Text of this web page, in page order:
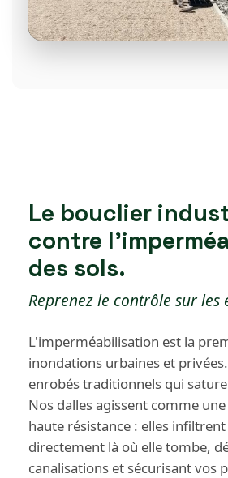
Le bouclier
contre
des sols.
Reprenez le contrôle sur les
L'imperméabilisation est la
inondations urbaines et
enrobés traditionnels qui
Nos dalles agissent comme
haute résistance : elles infiltrent
directement là où elle tombe,
canalisations et sécurisant vos